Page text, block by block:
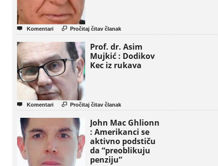
 Komentari  Pročitaj čitav članak
Prof. dr. Asim
Mujkić : Dodikov
Kec iz rukava
 Komentari  Pročitaj čitav članak
John Mac Ghlionn
: Amerikanci se
aktivno podstiču
da “preoblikuju
penziju”